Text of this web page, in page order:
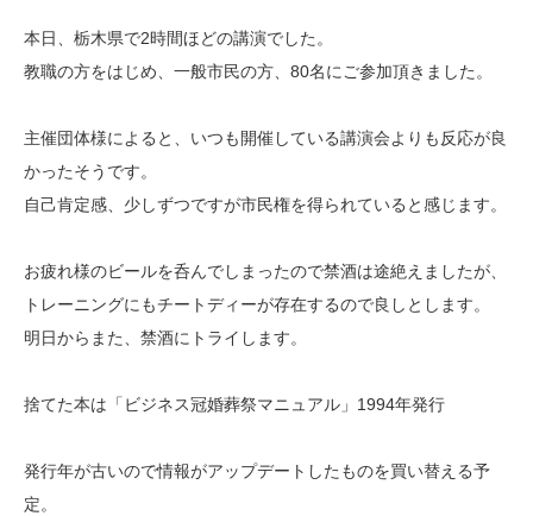
本日、栃木県で2時間ほどの講演でした。
教職の方をはじめ、一般市民の方、80名にご参加頂きました。
主催団体様によると、いつも開催している講演会よりも反応が良
かったそうです。
自己肯定感、少しずつですが市民権を得られていると感じます。
お疲れ様のビールを呑んでしまったので禁酒は途絶えましたが、
トレーニングにもチートディーが存在するので良しとします。
明日からまた、禁酒にトライします。
捨てた本は「ビジネス冠婚葬祭マニュアル」1994年発行
発行年が古いので情報がアップデートしたものを買い替える予
定。